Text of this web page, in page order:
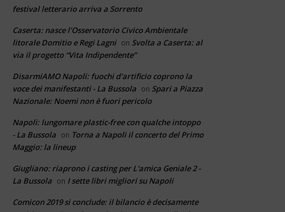
festival letterario arriva a Sorrento
Caserta: nasce l'Osservatorio Civico Ambientale
litorale Domitio e Regi Lagni on Svolta a Caserta: al
via il progetto “Vita Indipendente”
DisarmiAMO Napoli: fuochi d'artificio coprono la
voce dei manifestanti - La Bussola on Spari a Piazza
Nazionale: Noemi non è fuori pericolo
Napoli: lungomare plastic-free con qualche intoppo
- La Bussola on Torna a Napoli il concerto del Primo
Maggio: la lineup
Giugliano: riaprono i casting per L'amica Geniale 2 -
La Bussola on I sette libri migliori su Napoli
Comicon 2019 si conclude: il bilancio è decisamente